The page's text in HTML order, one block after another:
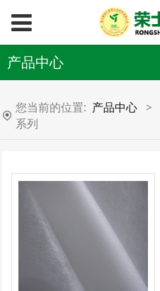
产品中心
您当前的位置: 产品中心 >
系列